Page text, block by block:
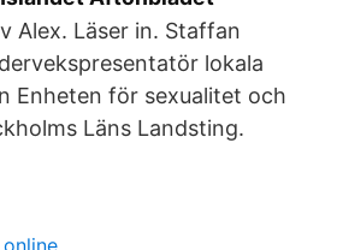
Alex. Läser in. Staffan
lokala
Enheten för sexualitet och
Läns Landsting.